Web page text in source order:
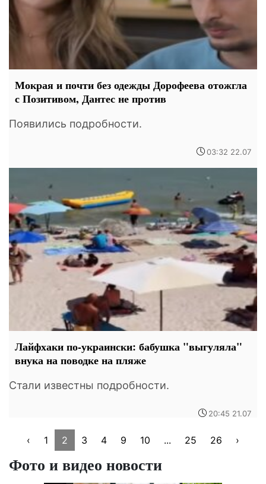
Мокрая и почти без одежды Дорофеева отожгла
с Позитивом, Дантес не против
Появились подробности.
03:32 22.07
Лайфхаки по-украински: бабушка "выгуляла"
внука на поводке на пляже
Стали известны подробности.
20:45 21.07
‹ 1 2 3 4 9 10 ... 25 26 ›
Фото и видео новости